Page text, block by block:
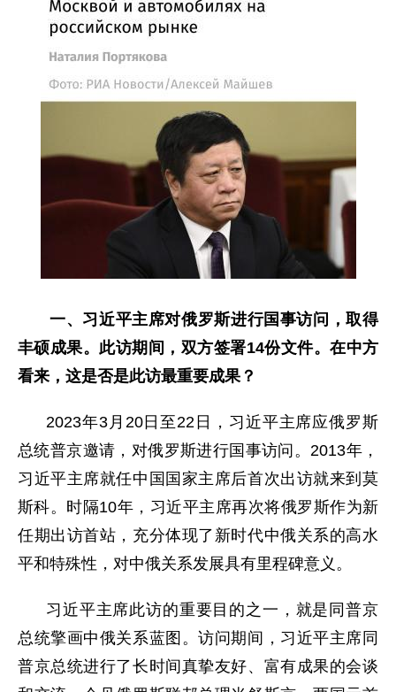
一、习近平主席对俄罗斯进行国事访问，取得
丰硕成果。此访期间，双方签署14份文件。在中方
看来，这是否是此访最重要成果？
2023年3月20日至22日，习近平主席应俄罗斯
总统普京邀请，对俄罗斯进行国事访问。2013年，
习近平主席就任中国国家主席后首次出访就来到莫
斯科。时隔10年，习近平主席再次将俄罗斯作为新
任期出访首站，充分体现了新时代中俄关系的高水
平和特殊性，对中俄关系发展具有里程碑意义。
习近平主席此访的重要目的之一，就是同普京
总统擎画中俄关系蓝图。访问期间，习近平主席同
普京总统进行了长时间真挚友好、富有成果的会谈